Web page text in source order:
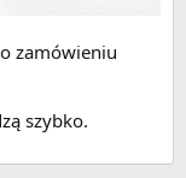
zamówieniu
szybko.